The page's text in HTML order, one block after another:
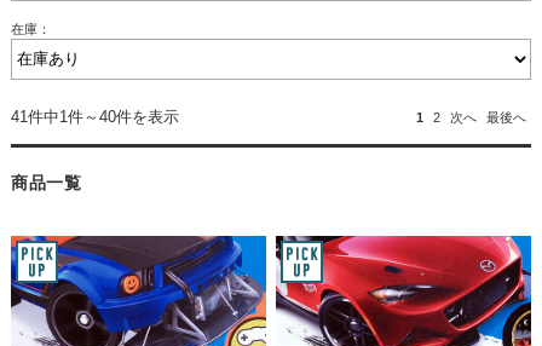
在庫：
41件中1件～40件を表示 1 2 次へ 最後へ
商品一覧